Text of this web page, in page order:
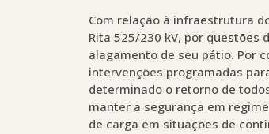
Com relação à infraestrutura
Rita 525/230 kV, por questões
alagamento de seu pátio. Por
intervenções programadas
determinado o retorno de
manter a segurança em
de carga em situações de